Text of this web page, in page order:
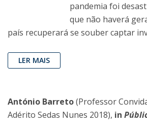
pandemia foi
que não haverá
país recuperará se souber captar
LER MAIS
António Barreto(Professor
Adérito Sedas Nunes 2018), in